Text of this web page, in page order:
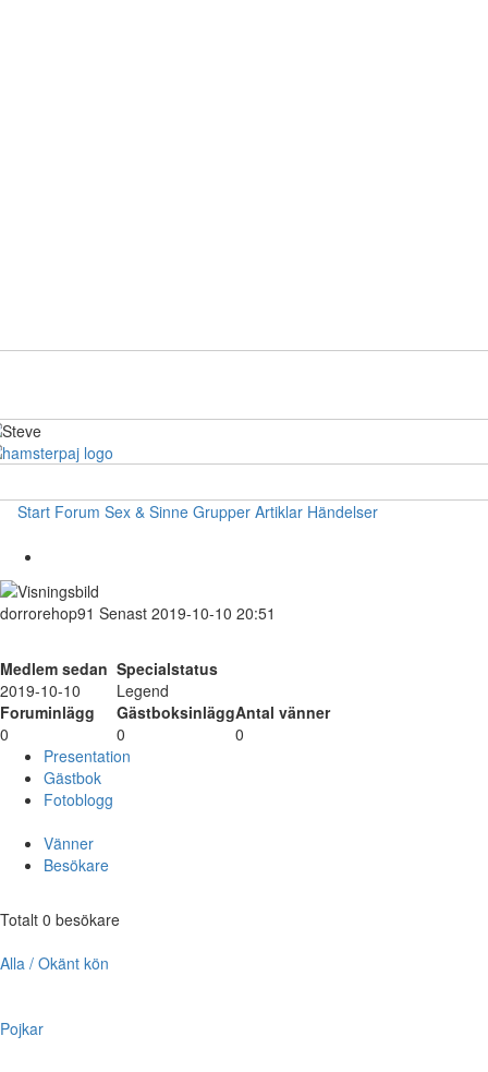
Start Forum Sex & Sinne Grupper Artiklar Händelser
dorrorehop91 Senast 2019-10-10 20:51
Medlem sedan Specialstatus
2019-10-10
Legend
Foruminlägg
GästboksinläggAntal vänner
0
0
0
Presentation
Gästbok
Fotoblogg
Vänner
Besökare
Totalt 0 besökare
Alla / Okänt kön
Pojkar